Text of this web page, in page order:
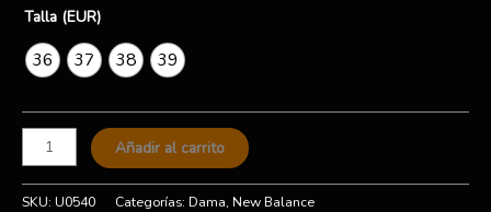
Talla (EUR)
36 37 38 39
Añadir al carrito
SKU: U0540 Categorías: Dama, New Balance